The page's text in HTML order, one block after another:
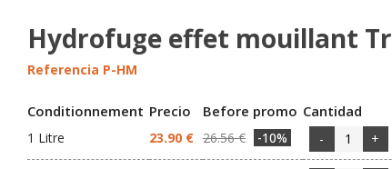
Hydrofuge effet mouillant
Referencia P-HM
Conditionnement Precio Before promo Cantidad
1 Litre 23.90 € 26.56 € -10% - +